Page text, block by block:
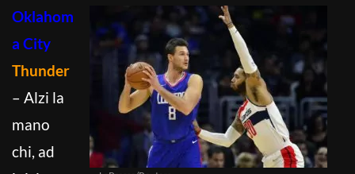
Oklahom
a City
Thunder
– Alzi la
mano
chi, ad